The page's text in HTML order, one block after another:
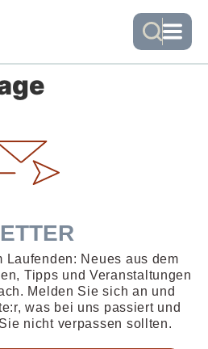
Laufenden: Neues aus dem
Tipps und Veranstaltungen
Melden Sie sich an und
was bei uns passiert und
nicht verpassen sollten.